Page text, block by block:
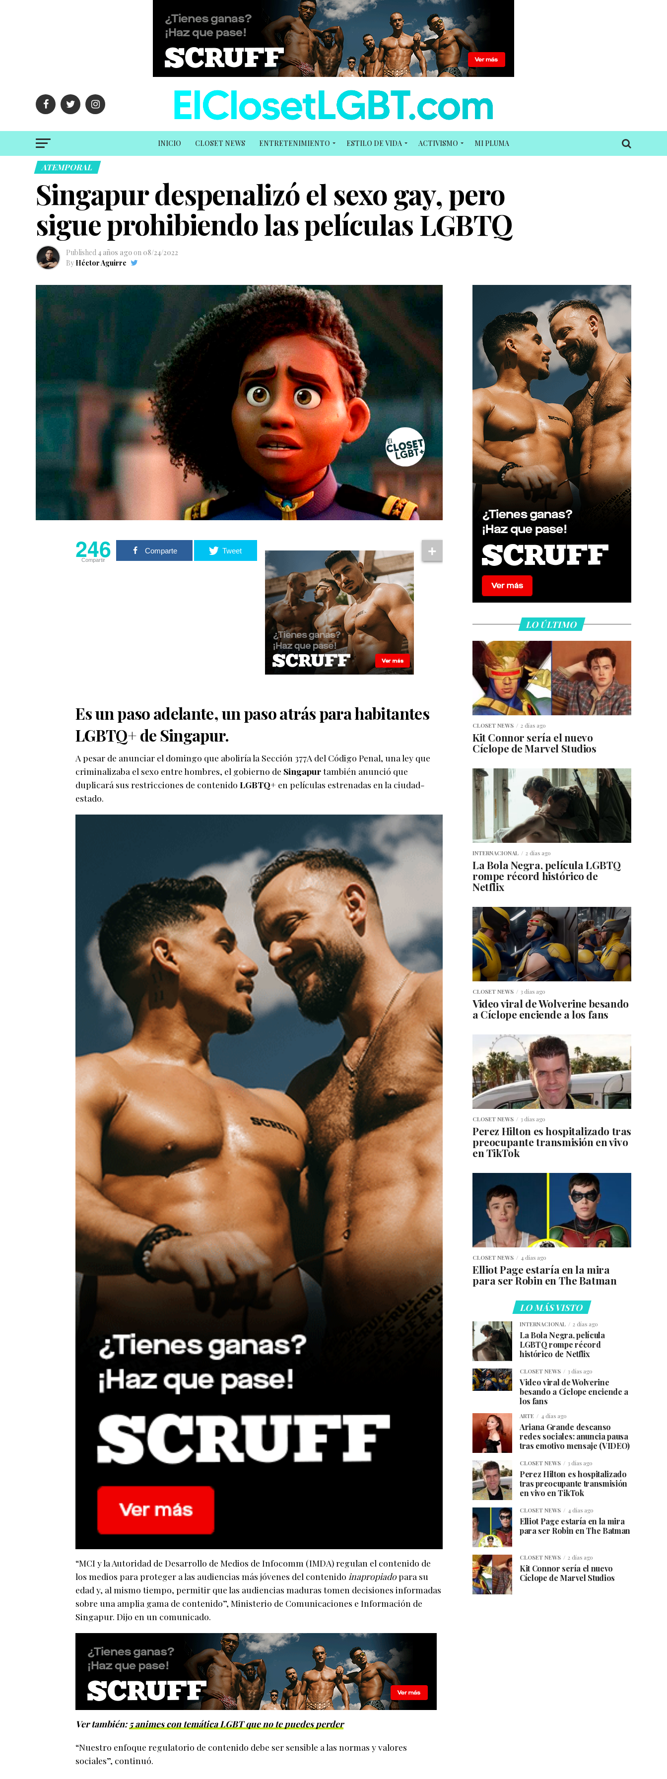
INICIO CLOSET NEWS ENTRETENIMIENTO ESTILO DE VIDA ACTIVISMO MI PLUMA
ATEMPORAL
Singapur despenalizó el sexo gay, pero
sigue prohibiendo las películas LGBTQ
Published4 años ago on 08/24/2022
By Héctor Aguirre
246
Compartir
Comparte Tweet
Es un paso adelante, un paso atrás para habitantes
LGBTQ+ de Singapur.
A pesar de anunciar el domingo que aboliría la Sección 377A del Código Penal, una ley que
criminalizaba el sexo entre hombres, el gobierno de Singapurtambién anunció que
duplicará sus restricciones de contenido LGBTQ+ en películas estrenadas en la ciudad-
estado.
“MCI y la Autoridad de Desarrollo de Medios de Infocomm (IMDA) regulan el contenido de
los medios para proteger a las audiencias más jóvenes del contenido inapropiadopara su
edad y, al mismo tiempo, permitir que las audiencias maduras tomen decisiones informadas
sobre una amplia gama de contenido”, Ministerio de Comunicaciones e Información de
Singapur. Dijo en un comunicado.
Ver también: 5 animes con temática LGBT que no te puedes perder
“Nuestro enfoque regulatorio de contenido debe ser sensible a las normas y valores
sociales”, continuó.
LO ÚLTIMO
CLOSET NEWS 2 días ago
Kit Connor sería el nuevo
Cíclope de Marvel Studios
INTERNACIONAL 2 días ago
La Bola Negra, película LGBTQ
rompe récord histórico de
Netflix
CLOSET NEWS 3 días ago
Video viral de Wolverine besando
a Cíclope enciende a los fans
CLOSET NEWS 3 días ago
Perez Hilton es hospitalizado tras
preocupante transmisión en vivo
en TikTok
CLOSET NEWS 4 días ago
Elliot Page estaría en la mira
para ser Robin en The Batman
LO MÁS VISTO
INTERNACIONAL 2 días ago
La Bola Negra, película
LGBTQ rompe récord
histórico de Netflix
CLOSET NEWS 3 días ago
Video viral de Wolverine
besando a Cíclope enciende a
los fans
ARTE 4 días ago
Ariana Grande descanso
redes sociales: anuncia pausa
tras emotivo mensaje (VIDEO)
CLOSET NEWS 3 días ago
Perez Hilton es hospitalizado
tras preocupante transmisión
en vivo en TikTok
CLOSET NEWS 4 días ago
Elliot Page estaría en la mira
para ser Robin en The Batman
CLOSET NEWS 2 días ago
Kit Connor sería el nuevo
Cíclope de Marvel Studios